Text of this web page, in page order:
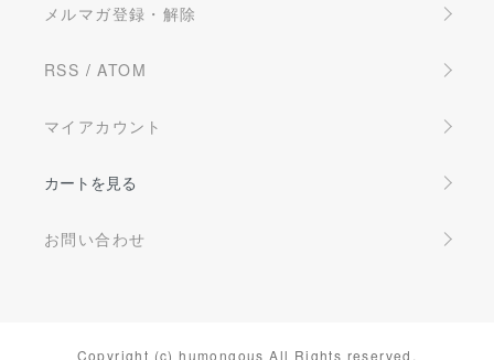
メルマガ登録・解除
RSS /ATOM
マイアカウント
カートを見る
お問い合わせ
Copyright (c) humongous All Rights reserved.